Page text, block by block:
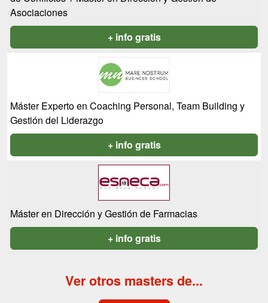
Asociaciones
+ info gratis
Máster Experto en Coaching Personal, Team Building y
Gestión del Liderazgo
+ info gratis
Máster en Dirección y Gestión de Farmacias
+ info gratis
Ver otros masters de...